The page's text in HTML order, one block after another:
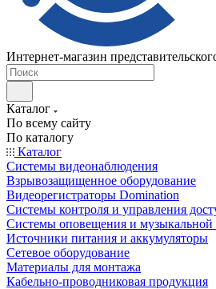
Интернет-магазин
Каталог
По всему сайту
По каталогу
Каталог
Системы видеонаблюдения
Взрывозащищенное оборудование
Видеорегистраторы Domination
Системы контроля и управления
Системы оповещения и музыкальной
Источники питания и аккумуляторы
Сетевое оборудование
Материалы для монтажа
Кабельно-проводниковая продукция